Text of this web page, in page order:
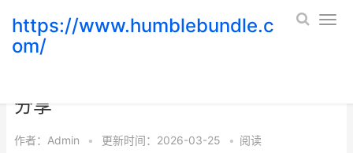
https://www.humblebundle.c
om/
分享
作者： Admin • 更新时间：2026-03-25 • 阅读